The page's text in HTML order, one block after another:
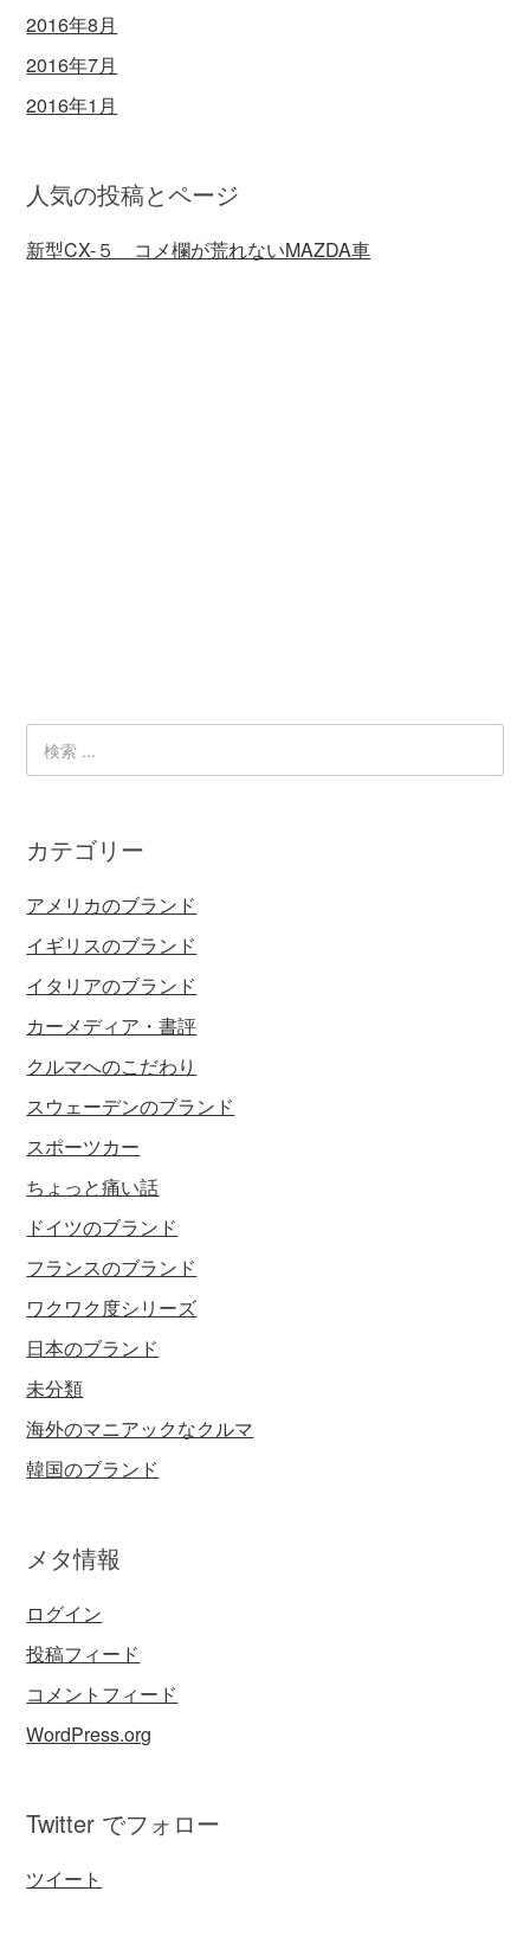
2016年8月
2016年7月
2016年1月
人気の投稿とページ
新型CX-５ コメ欄が荒れないMAZDA車
カテゴリー
アメリカのブランド
イギリスのブランド
イタリアのブランド
カーメディア・書評
クルマへのこだわり
スウェーデンのブランド
スポーツカー
ちょっと痛い話
ドイツのブランド
フランスのブランド
ワクワク度シリーズ
日本のブランド
未分類
海外のマニアックなクルマ
韓国のブランド
メタ情報
ログイン
投稿フィード
コメントフィード
WordPress.org
Twitter でフォロー
ツイート